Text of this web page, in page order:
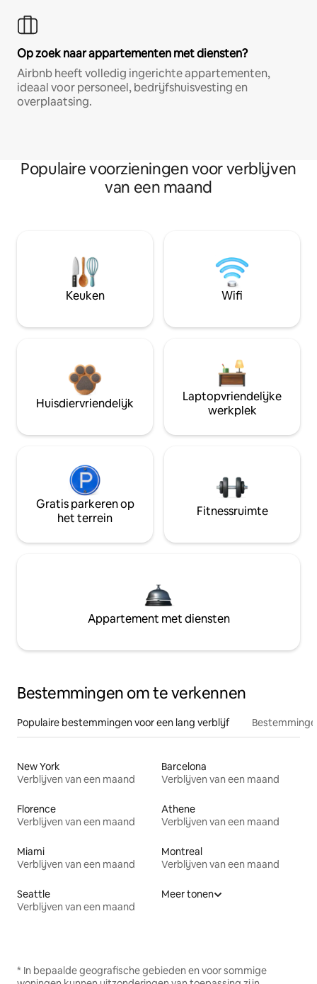
Op zoek naar appartementen met diensten?
Airbnb heeft volledig ingerichte appartementen,
ideaal voor personeel, bedrijfshuisvesting en
overplaatsing.
Populaire voorzieningen voor verblijven
van een maand
Keuken Wifi
Huisdiervriendelijk
Laptopvriendelijke
werkplek
Gratis parkeren op
het terrein
Fitnessruimte
Appartement met diensten
Bestemmingen om te verkennen
Populaire bestemmingen voor een lang verblijf
New York
Verblijven van een maand
Barcelona
Verblijven van een maand
Florence
Verblijven van een maand
Athene
Verblijven van een maand
Miami
Verblijven van een maand
Montreal
Verblijven van een maand
Seattle
Verblijven van een maand
Meer tonen
* In bepaalde geografische gebieden en voor sommige